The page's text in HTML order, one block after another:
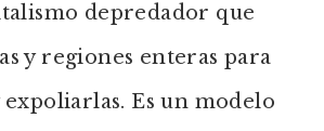
depredador que
y regiones enteras para
Es un modelo